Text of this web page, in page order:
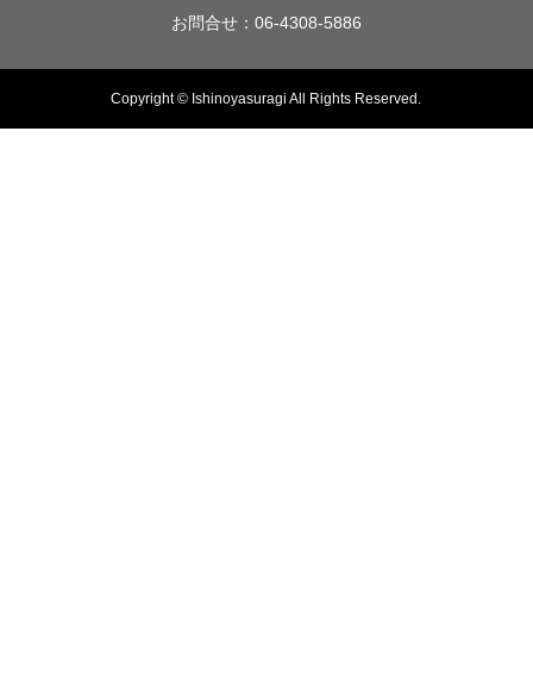
お問合せ：06-4308-5886
Copyright © Ishinoyasuragi All Rights Reserved.